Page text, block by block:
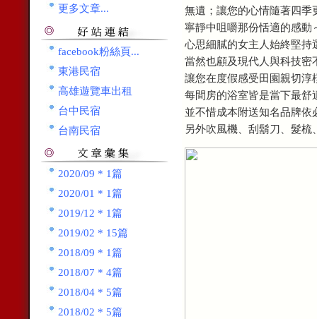
更多文章...
facebook粉絲頁...
東港民宿
高雄遊覽車出租
台中民宿
台南民宿
2020/09 * 1篇
2020/01 * 1篇
2019/12 * 1篇
2019/02 * 15篇
2018/09 * 1篇
2018/07 * 4篇
2018/04 * 5篇
2018/02 * 5篇
無遺；讓您的心情隨著四季
寧靜中咀嚼那份恬適的感動
心思細膩的女主人始終堅持
當然也顧及現代人與科技密
讓您在度假感受田園親切淳
每間房的浴室皆是當下最舒
並不惜成本附送知名品牌依
另外吹風機、刮鬍刀、髮